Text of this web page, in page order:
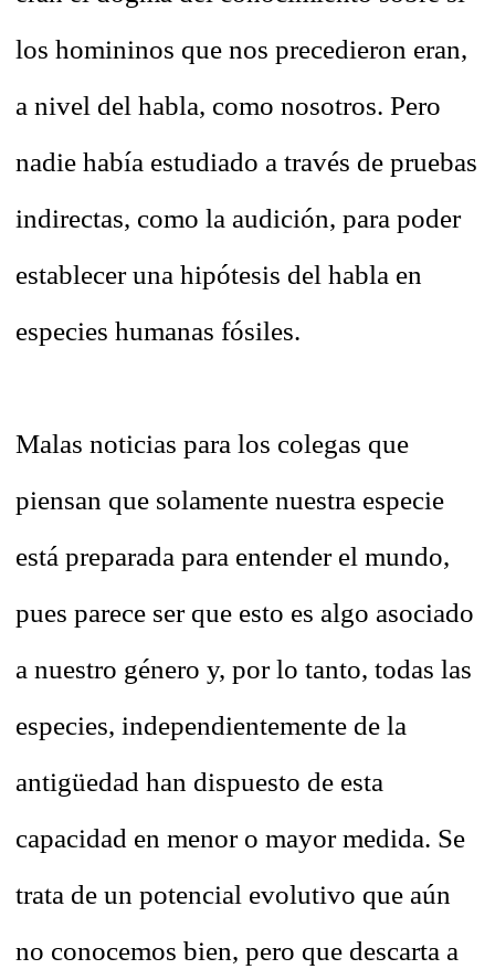
los homininos que nos precedieron eran,
a nivel del habla, como nosotros. Pero
nadie había estudiado a través de pruebas
indirectas, como la audición, para poder
establecer una hipótesis del habla en
especies humanas fósiles.
Malas noticias para los colegas que
piensan que solamente nuestra especie
está preparada para entender el mundo,
pues parece ser que esto es algo asociado
a nuestro género y, por lo tanto, todas las
especies, independientemente de la
antigüedad han dispuesto de esta
capacidad en menor o mayor medida. Se
trata de un potencial evolutivo que aún
no conocemos bien, pero que descarta a